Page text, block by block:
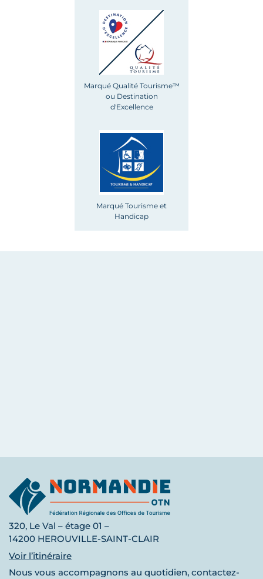
Marqué Qualité Tourisme™
ou Destination
d'Excellence
Marqué Tourisme et
Handicap
320, Le Val – étage 01 –
14200 HEROUVILLE-SAINT-CLAIR
Voir l’itinéraire
Nous vous accompagnons au quotidien, contactez-